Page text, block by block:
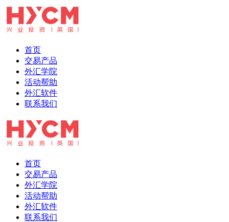
首页
交易产品
外汇学院
活动帮助
外汇软件
联系我们
首页
交易产品
外汇学院
活动帮助
外汇软件
联系我们